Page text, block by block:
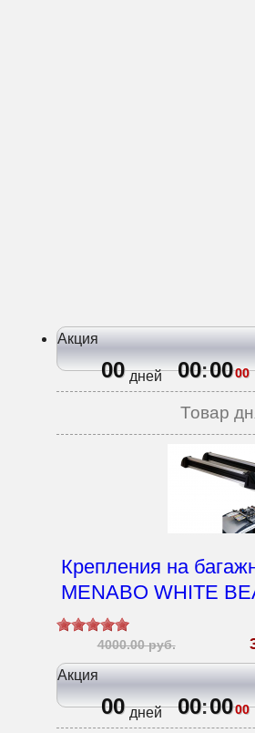
Акция
00 дней 00:0000
Товар
Крепления на
MENABO WHITE
4000.00 руб.
Акция
00 дней 00:0000